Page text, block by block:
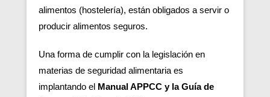
alimentos (hostelería), están obligados a servir o
producir alimentos seguros.
Una forma de cumplir con la legislación en
materias de seguridad alimentaria es
implantando el Manual APPCC y la Guía de